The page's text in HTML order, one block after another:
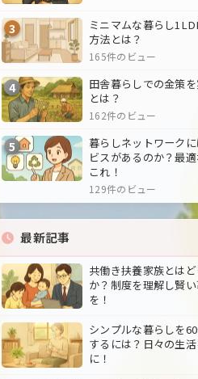
3
ミニマムな暮らし
方法とは？
165件のビュー
4
田舎暮らしでの金策
とは？
162件のビュー
5
暮らしネットワーク
ビスがあるのか？最
これ！
129件のビュー
最新記事
共働き扶養家族とは
か？制度を理解し賢
を！
シンプルな暮らしを
するには？日々の生
に！